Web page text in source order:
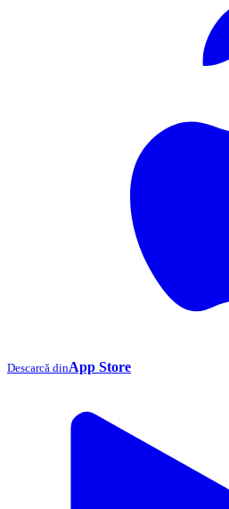
Descarcă dinApp Store